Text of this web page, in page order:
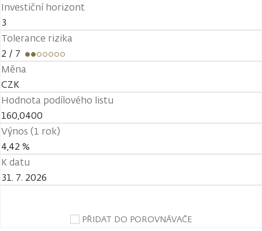
Investiční horizont
3
Tolerance rizika
2 / 7
Měna
CZK
Hodnota podílového listu
160,0400
Výnos (1 rok)
4,42 %
K datu
31. 7. 2026
PŘIDAT DO POROVNÁVAČE